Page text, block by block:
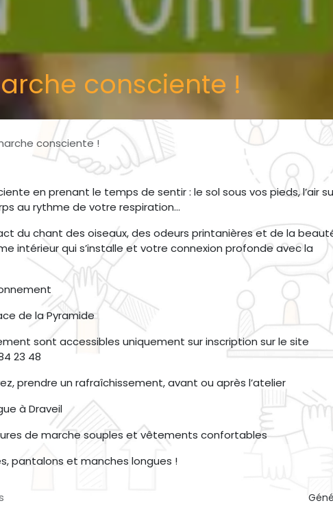
consciente !
consciente !
en prenant le temps de sentir : le sol sous vos pieds, l’air
au rythme de votre respiration…
du chant des oiseaux, des odeurs printanières et de la
intérieur qui s’installe et votre connexion profonde avec la
de la Pyramide
sont accessibles uniquement sur inscription sur le site
23 48
prendre un rafraîchissement, avant ou après l’atelier
à Draveil
de marche souples et vêtements confortables
pantalons et manches longues !